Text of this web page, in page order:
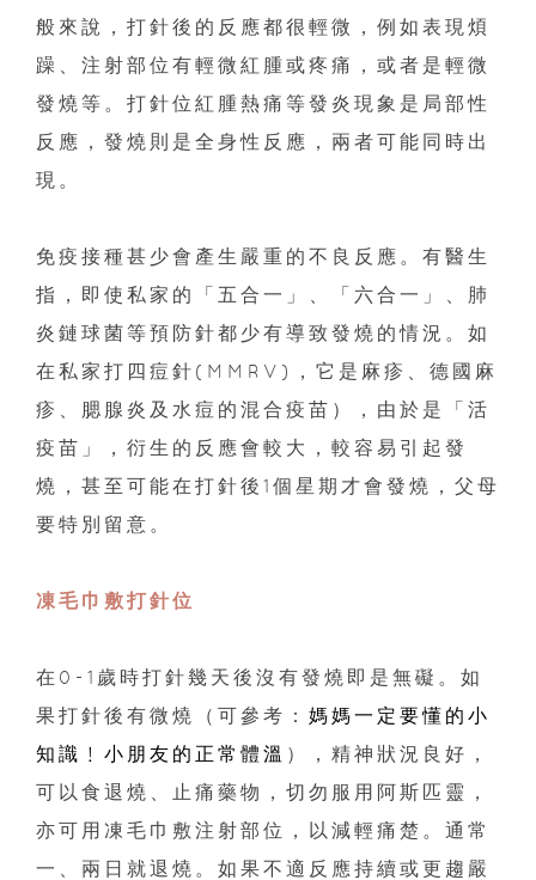
般來說，打針後的反應都很輕微，例如表現煩
躁、注射部位有輕微紅腫或疼痛，或者是輕微
發燒等。打針位紅腫熱痛等發炎現象是局部性
反應，發燒則是全身性反應，兩者可能同時出
現。
免疫接種甚少會產生嚴重的不良反應。有醫生
指，即使私家的「五合一」、「六合一」、肺
炎鏈球菌等預防針都少有導致發燒的情況。如
在私家打四痘針(MMRV)，它是麻疹、德國麻
疹、腮腺炎及水痘的混合疫苗），由於是「活
疫苗」，衍生的反應會較大，較容易引起發
燒，甚至可能在打針後1個星期才會發燒，父母
要特別留意。
凍毛巾敷打針位
在0-1歲時打針幾天後沒有發燒即是無礙。如
果打針後有微燒（可參考： 媽媽一定要懂的小
知識﹗小朋友的正常體溫 ），精神狀況良好，
可以食退燒、止痛藥物，切勿服用阿斯匹靈，
亦可用凍毛巾敷注射部位，以減輕痛楚。通常
一、兩日就退燒。如果不適反應持續或更趨嚴